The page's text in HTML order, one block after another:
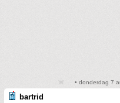
• donderdag 7
bartrid